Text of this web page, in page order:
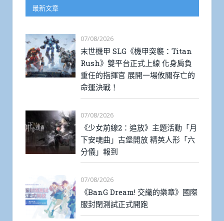
最新文章
07/08/2026
末世機甲 SLG《機甲突襲：Titan
Rush》雙平台正式上線 化身肩負
重任的指揮官 展開一場攸關存亡的
命運決戰！
07/08/2026
《少女前線2：追放》主題活動「月
下安魂曲」古堡開放 精英人形「六
分儀」報到
07/08/2026
《BanG Dream! 交織的樂章》國際
服封閉測試正式開跑